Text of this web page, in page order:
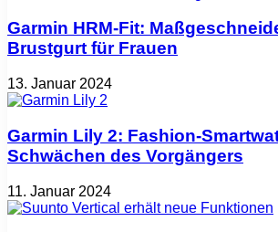
Garmin HRM-Fit:
Brustgurt für Frauen
13. Januar 2024
Garmin Lily 2: Fashion-
Schwächen des Vorgängers
11. Januar 2024